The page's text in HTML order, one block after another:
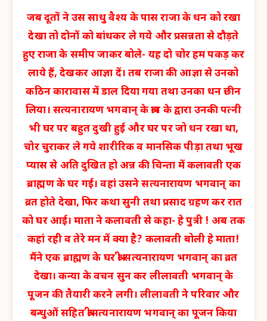
जब दूतों ने उस साधु वैश्य के पास राजा के धन को रखा
देखा तो दोनों को बांधकर ले गये और प्रसन्नता से दौड़ते
हुए राजा के समीप जाकर बोले- यह दो चोर हम पकड़ कर
लाये हैं, देखकर आज्ञा दें। तब राजा की आज्ञा से उनको
कठिन कारावास में डाल दिया गया तथा उनका धन छीन
लिया। सत्यनारायण भगवान् के श्राप के द्वारा उनकी पत्नी
भी घर पर बहुत दुखी हुई और घर पर जो धन रखा था,
चोर चुराकर ले गये शारीरिक व मानसिक पीड़ा तथा भूख
प्यास से अति दुखित हो अन्न की चिन्ता में कलावती एक
ब्राह्मण के घर गई। वहां उसने सत्यनारायण भगवान् का
व्रत होते देखा, फिर कथा सुनी तथा प्रसाद ग्रहण कर रात
को घर आई। माता ने कलावती से कहा- हे पुत्री ! अब तक
कहां रही व तेरे मन में क्या है? कलावती बोली हे माता!
मैंने एक ब्राह्मण के घर श्री सत्यनारायण भगवान् का व्रत
देखा। कन्या के वचन सुन कर लीलावती भगवान् के
पूजन की तैयारी करने लगी। लीलावती ने परिवार और
बन्धुओं सहित श्रीसत्यनारायण भगवान् का पूजन किया